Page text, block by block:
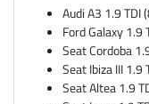
Audi A3 1.9 TDI
Ford Galaxy 1.9
Seat Cordoba
Seat Ibiza III 1.9
Seat Altea 1.9